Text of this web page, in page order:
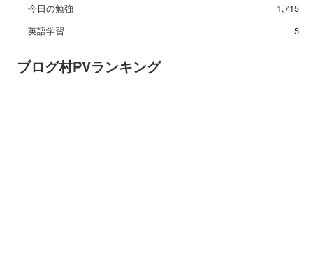
今日の勉強
1,715
英語学習
5
ブログ村PVランキング